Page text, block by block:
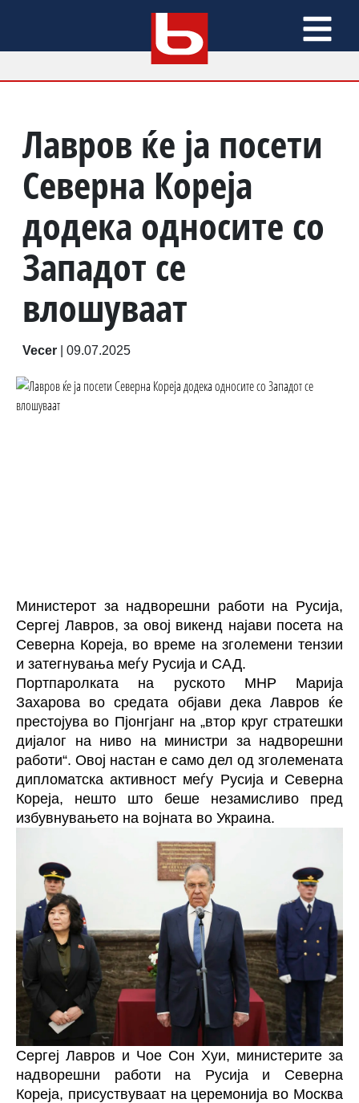
Лавров ќе ја посети
Северна Кореја
додека односите со
Западот се
влошуваат
Vecer 09.07.2025
Министерот за надворешни работи на Русија,
Сергеј Лавров, за овој викенд најави посета на
Северна Кореја, во време на зголемени тензии
и затегнувања меѓу Русија и САД.
Портпаролката на руското МНР Марија
Захарова во средата објави дека Лавров ќе
престојува во Пјонгјанг на „втор круг стратешки
дијалог на ниво на министри за надворешни
работи“. Овој настан е само дел од зголемената
дипломатска активност меѓу Русија и Северна
Кореја, нешто што беше незамисливо пред
избувнувањето на војната во Украина.
Сергеј Лавров и Чое Сон Хуи, министерите за
надворешни работи на Русија и Северна
Кореја, присуствуваат на церемонија во Москва